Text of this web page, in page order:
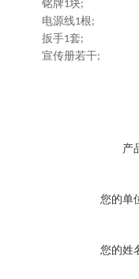
铭牌1块;
电源线1根;
扳手1套;
宣传册若干;
产
您的单
您的姓